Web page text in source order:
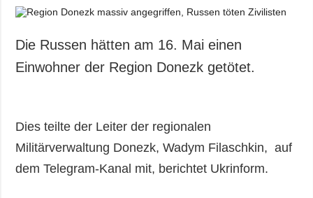
Politik
Wirtschaft
Militär
Sport
Kriminalität
Notstand und
Politik zur
und zum Schutz
personenbezogener
Daten
Die Russen hätten am 16. Mai einen
Einwohner der Region Donezk getötet.
Dies teilte der Leiter der regionalen
Militärverwaltung Donezk, Wadym Filaschkin, auf
dem Telegram-Kanal mit, berichtet Ukrinform.